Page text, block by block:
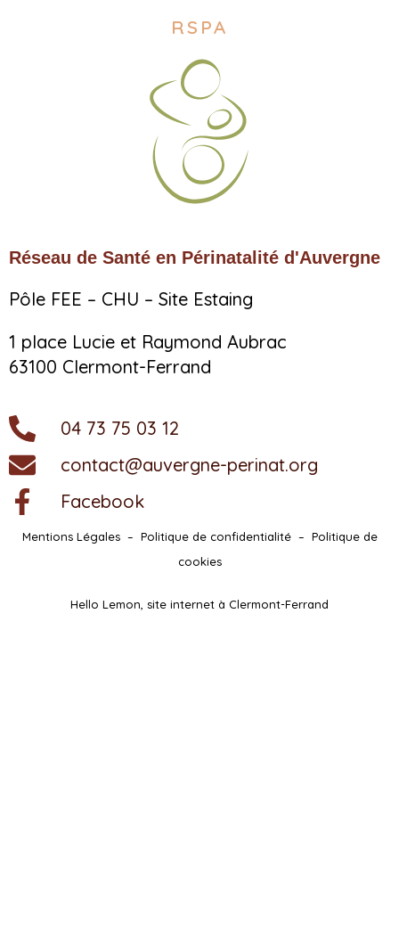
RSPA
Réseau de Santé en Périnatalité d'Auvergne
Pôle FEE – CHU – Site Estaing
1 place Lucie et Raymond Aubrac
63100 Clermont-Ferrand
04 73 75 03 12
contact@auvergne-perinat.org
Facebook
Mentions Légales– Politique de confidentialité– Politique de
cookies
Hello Lemon, site internet à Clermont-Ferrand